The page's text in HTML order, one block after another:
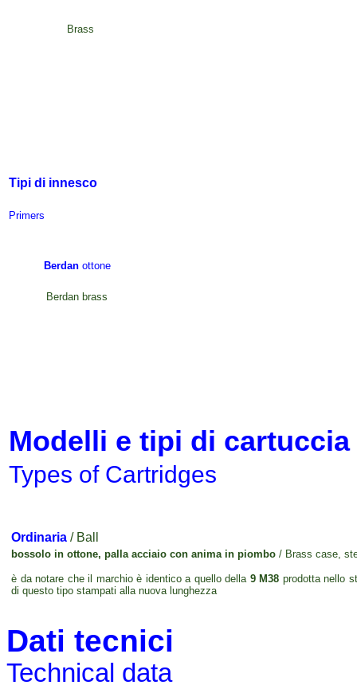
Brass
Tipi di innesco
Primers
Berdan ottone
Berdan brass
Modelli e tipi di cartuccia
Types of Cartridges
Ordinaria / Ball
bossolo in ottone, palla acciaio con anima in piombo / Brass case,
è da notare che il marchio è identico a quello della 9 M38 prodotta nello
di questo tipo stampati alla nuova lunghezza
Dati tecnici
Technical data